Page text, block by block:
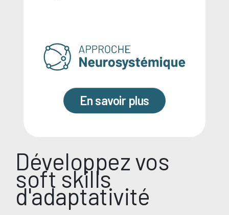
En savoir plus
Développez vos
soft skills
d'adaptativité